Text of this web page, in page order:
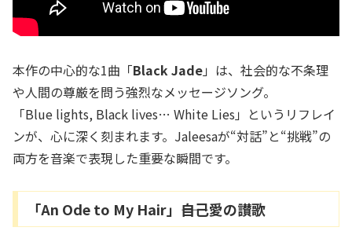
本作の中心的な1曲「Black Jade」は、社会的な不条理
や人間の尊厳を問う強烈なメッセージソング。
「Blue lights, Black lives… White Lies」というリフレイ
ンが、心に深く刻まれます。Jaleesaが“対話”と“挑戦”の
両方を音楽で表現した重要な瞬間です。
「An Ode to My Hair」――自己愛の讃歌